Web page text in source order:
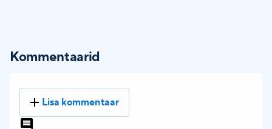
Kommentaarid
Lisa kommentaar